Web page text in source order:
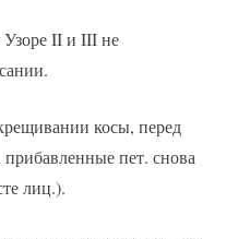
II и III не
косы, перед
пет. снова
лиц.).